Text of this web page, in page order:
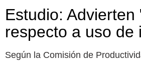
Estudio:
respecto a uso de
Según la Comisión de